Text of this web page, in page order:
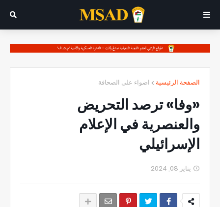
الصفحة الرئيسية اضواء على الصحافة
«وفا» ترصد التحريض
والعنصرية في الإعلام
الإسرائيلي
يناير 08, 2024